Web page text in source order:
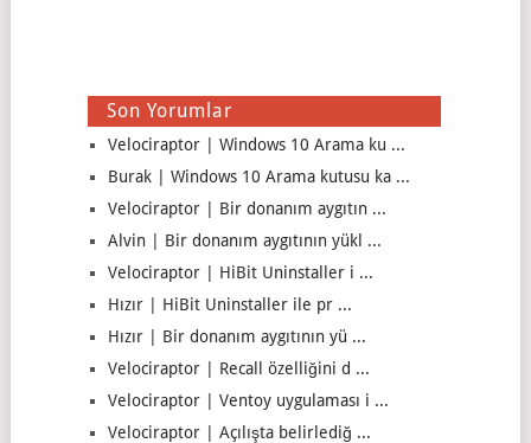
Son Yorumlar
Velociraptor | Windows 10 Arama ku ...
Burak | Windows 10 Arama kutusu ka ...
Velociraptor | Bir donanım aygıtın ...
Alvin | Bir donanım aygıtının yükl ...
Velociraptor | HiBit Uninstaller i ...
Hızır | HiBit Uninstaller ile pr ...
Hızır | Bir donanım aygıtının yü ...
Velociraptor | Recall özelliğini d ...
Velociraptor | Ventoy uygulaması i ...
Velociraptor | Açılışta belirlediğ ...